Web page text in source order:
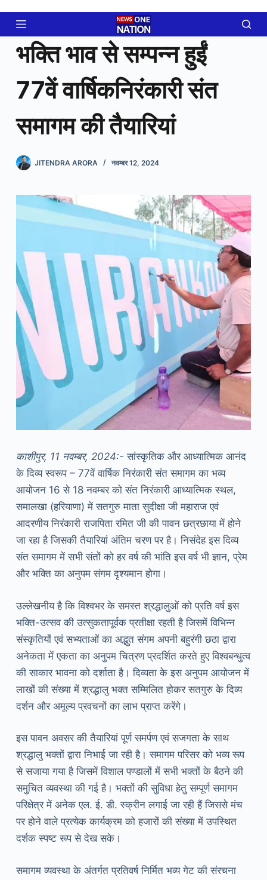
content
भक्ति भाव से सम्पन्न हुईं
77वें वार्षिकनिरंकारी संत
समागम की तैयारियां
JITENDRA ARORA नवम्बर 12, 2024
काशीपुर, 11 नवम्बर, 2024:- सांस्कृतिक और आध्यात्मिक आनंद
के दिव्य स्वरूप – 77वें वार्षिक निरंकारी संत समागम का भव्य
आयोजन 16 से 18 नवम्बर को संत निरंकारी आध्यात्मिक स्थल,
समालखा (हरियाणा) में सतगुरु माता सुदीक्षा जी महाराज एवं
आदरणीय निरंकारी राजपिता रमित जी की पावन छत्रछाया में होने
जा रहा है जिसकी तैयारियां अंतिम चरण पर है। निसंदेह इस दिव्य
संत समागम में सभी संतों को हर वर्ष की भांति इस वर्ष भी ज्ञान, प्रेम
और भक्ति का अनुपम संगम दृश्यमान होगा।
उल्लेखनीय है कि विश्वभर के समस्त श्रद्धालुओं को प्रति वर्ष इस
भक्ति-उत्सव की उत्सुकतापूर्वक प्रतीक्षा रहती है जिसमें विभिन्न
संस्कृतियों एवं सभ्यताओं का अद्भुत संगम अपनी बहुरंगी छठा द्वारा
अनेकता में एकता का अनुपम चित्रण प्रदर्शित करते हुए विश्वबन्धुत्व
की साकार भावना को दर्शाता है। दिव्यता के इस अनुपम आयोजन में
लाखों की संख्या में श्रद्धालु भक्त सम्मिलित होकर सतगुरु के दिव्य
दर्शन और अमूल्य प्रवचनों का लाभ प्राप्त करेंगे।
इस पावन अवसर की तैयारियां पूर्ण समर्पण एवं सजगता के साथ
श्रद्धालु भक्तों द्वारा निभाई जा रही है। समागम परिसर को भव्य रूप
से सजाया गया है जिसमें विशाल पण्डालों में सभी भक्तों के बैठने की
समुचित व्यवस्था की गई है। भक्तों की सुविधा हेतु सम्पूर्ण समागम
परिक्षेत्र में अनेक एल. ई. डी. स्क्रीन लगाई जा रही हैं जिससे मंच
पर होने वाले प्रत्येक कार्यक्रम को हजारों की संख्या में उपस्थित
दर्शक स्पष्ट रूप से देख सके।
समागम व्यवस्था के अंतर्गत प्रतिवर्ष निर्मित भव्य गेट की संरचना